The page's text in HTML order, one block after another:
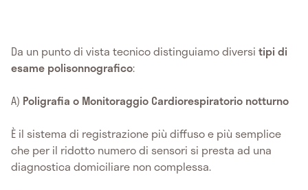
Da un punto di vista tecnico distinguiamo diversi tipi di
esame polisonnografico:
A) Poligrafia o Monitoraggio Cardiorespiratorio notturno
È il sistema di registrazione più diffuso e più semplice
che per il ridotto numero di sensori si presta ad una
diagnostica domiciliare non complessa.